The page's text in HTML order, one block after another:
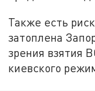
Также есть
затоплена
зрения взятия
киевского